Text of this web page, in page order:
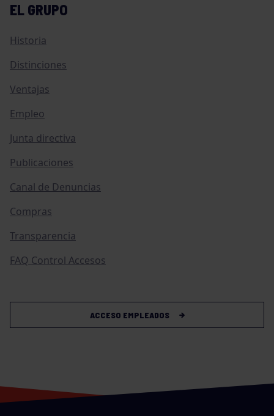
EL GRUPO
Historia
Distinciones
Ventajas
Empleo
Junta directiva
Publicaciones
Canal de Denuncias
Compras
Transparencia
FAQ Control Accesos
ACCESO EMPLEADOS